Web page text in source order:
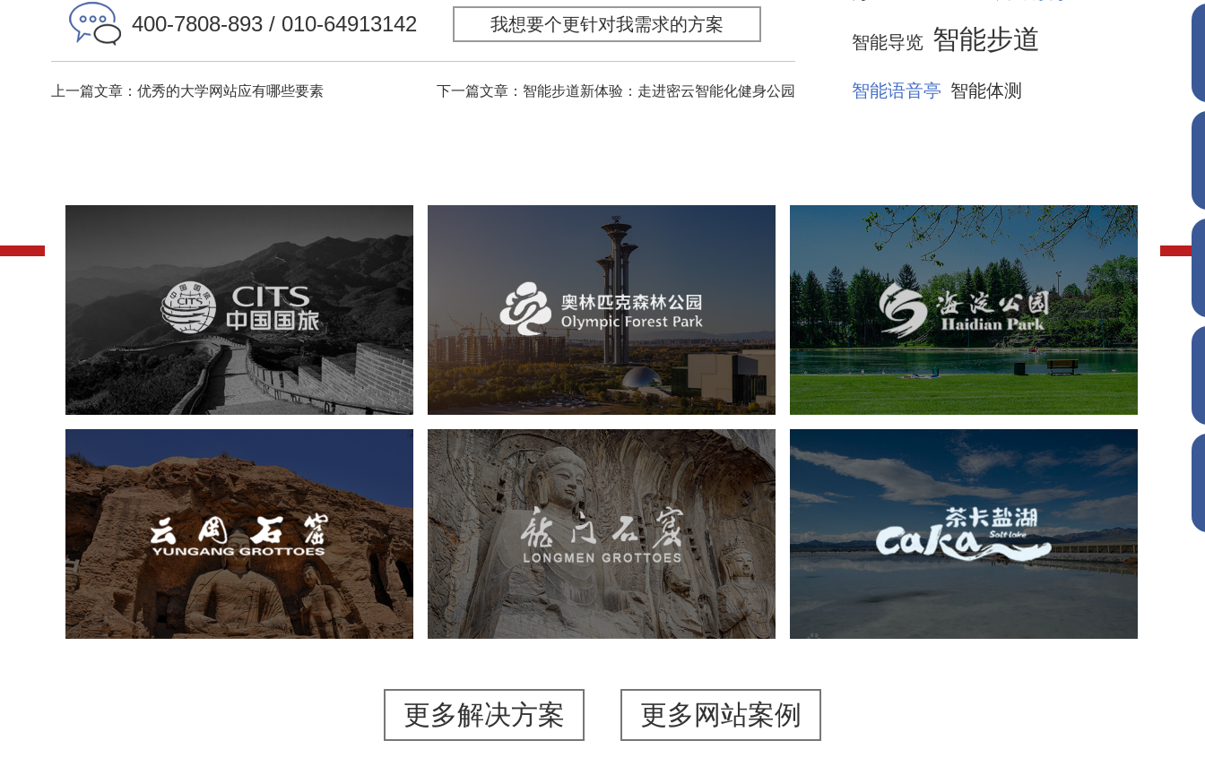
400-7808-893 / 010-64913142 我想要个更针对我需求的方案
上一篇文章：优秀的大学网站应有哪些要素 下一篇文章：智能步道新体验：走进密云智能化健身公园
智能导览 智能步道
智能语音亭 智能体测
中国国旅
旅游休闲 电商网站 网站建设
奥体森林公园
旅游休闲 公园 AI人工智能
智慧公园
智慧体育公园
智能步道 智能大数据平台
海淀公园
旅游休闲 公园 AI人工智能
智慧公园
智能步道
智能大数据平台
AR太极
智能语音亭
云冈石窟
旅游休闲 景区网站建设 品牌官网
网页设计
景区
龙门石窟
旅游休闲 景区网站建设 品牌官网 网页设计
茶卡盐湖
更多解决方案 更多网站案例